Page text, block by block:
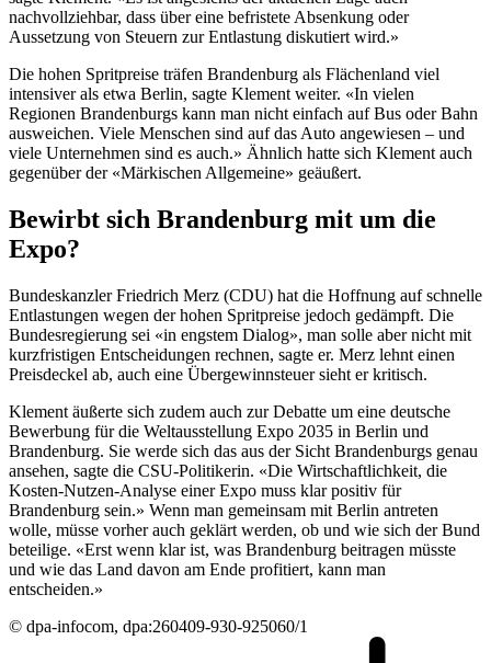
nachvollziehbar, dass über eine befristete Absenkung oder
Aussetzung von Steuern zur Entlastung diskutiert wird.»
Die hohen Spritpreise träfen Brandenburg als Flächenland viel
intensiver als etwa Berlin, sagte Klement weiter. «In vielen
Regionen Brandenburgs kann man nicht einfach auf Bus oder Bahn
ausweichen. Viele Menschen sind auf das Auto angewiesen – und
viele Unternehmen sind es auch.» Ähnlich hatte sich Klement auch
gegenüber der «Märkischen Allgemeine» geäußert.
Bewirbt sich Brandenburg mit um die
Expo?
Bundeskanzler Friedrich Merz (CDU) hat die Hoffnung auf schnelle
Entlastungen wegen der hohen Spritpreise jedoch gedämpft. Die
Bundesregierung sei «in engstem Dialog», man solle aber nicht mit
kurzfristigen Entscheidungen rechnen, sagte er. Merz lehnt einen
Preisdeckel ab, auch eine Übergewinnsteuer sieht er kritisch.
Klement äußerte sich zudem auch zur Debatte um eine deutsche
Bewerbung für die Weltausstellung Expo 2035 in Berlin und
Brandenburg. Sie werde sich das aus der Sicht Brandenburgs genau
ansehen, sagte die CSU-Politikerin. «Die Wirtschaftlichkeit, die
Kosten-Nutzen-Analyse einer Expo muss klar positiv für
Brandenburg sein.» Wenn man gemeinsam mit Berlin antreten
wolle, müsse vorher auch geklärt werden, ob und wie sich der Bund
beteilige. «Erst wenn klar ist, was Brandenburg beitragen müsste
und wie das Land davon am Ende profitiert, kann man
entscheiden.»
© dpa-infocom, dpa:260409-930-925060/1